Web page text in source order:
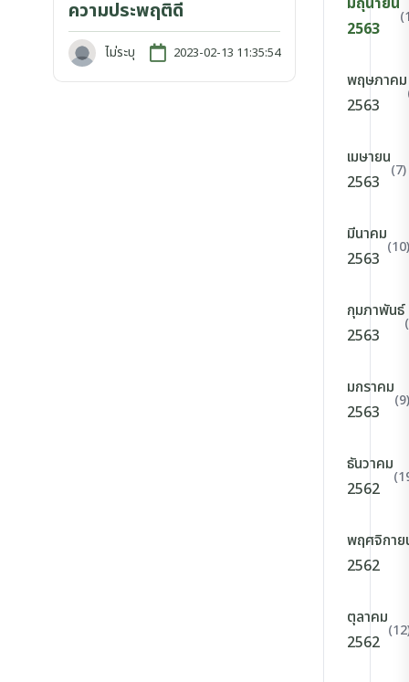
ความประพฤติดี
ไม่ระบุ 2023-02-13 11:35:54
2563
พฤษภาคม
2563
เมษายน
2563
(7)
มีนาคม
2563
(10)
กุมภาพันธ์
2563
มกราคม
2563
(9)
ธันวาคม
2562
พฤศจิกาย
2562
ตุลาคม
2562